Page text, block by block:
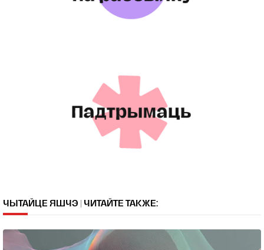
ЧЫТАЙЦЕ ЯШЧЭ | ЧИТАЙТЕ ТАКЖЕ: